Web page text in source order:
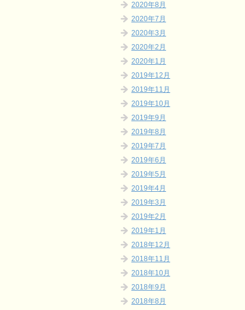
2020年8月
2020年7月
2020年3月
2020年2月
2020年1月
2019年12月
2019年11月
2019年10月
2019年9月
2019年8月
2019年7月
2019年6月
2019年5月
2019年4月
2019年3月
2019年2月
2019年1月
2018年12月
2018年11月
2018年10月
2018年9月
2018年8月